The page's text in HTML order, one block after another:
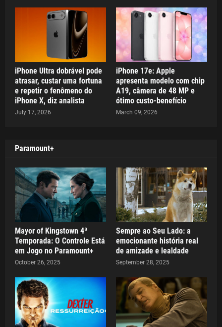
iPhone Ultra dobrável pode
atrasar, custar uma fortuna
e repetir o fenômeno do
iPhone X, diz analista
July 17, 2026
iPhone 17e: Apple
apresenta modelo com chip
A19, câmera de 48 MP e
ótimo custo-benefício
March 09, 2026
Paramount+
Mayor of Kingstown 4ª
Temporada: O Controle Está
em Jogo no Paramount+
October 26, 2025
Sempre ao Seu Lado: a
emocionante história real
de amizade e lealdade
September 28, 2025